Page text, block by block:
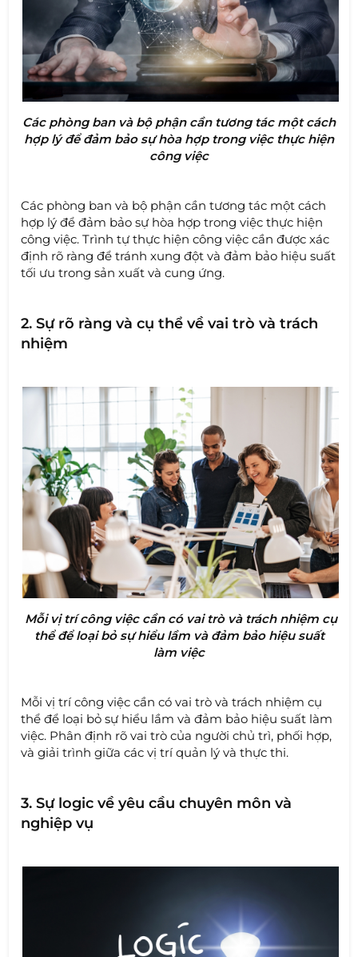
Các phòng ban và bộ phận cần tương tác một cách
hợp lý để đảm bảo sự hòa hợp trong việc thực hiện
công việc
Các phòng ban và bộ phận cần tương tác một cách
hợp lý để đảm bảo sự hòa hợp trong việc thực hiện
công việc. Trình tự thực hiện công việc cần được xác
định rõ ràng để tránh xung đột và đảm bảo hiệu suất
tối ưu trong sản xuất và cung ứng.
2. Sự rõ ràng và cụ thể về vai trò và trách
nhiệm
Mỗi vị trí công việc cần có vai trò và trách nhiệm cụ
thể để loại bỏ sự hiểu lầm và đảm bảo hiệu suất
làm việc
Mỗi vị trí công việc cần có vai trò và trách nhiệm cụ
thể để loại bỏ sự hiểu lầm và đảm bảo hiệu suất làm
việc. Phân định rõ vai trò của người chủ trì, phối hợp,
và giải trình giữa các vị trí quản lý và thực thi.
3. Sự logic về yêu cầu chuyên môn và
nghiệp vụ